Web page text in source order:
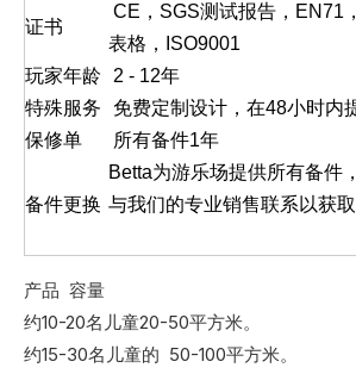
证书
CE，SGS测试报告，EN71
表格，ISO9001
玩家年龄
2 - 12年
特殊服务
免费定制设计，在48小时内
保修单
所有备件1年
备件更换
Betta为游乐场提供所有备件
与我们的专业销售联系以获
产品 容量
约10-20名儿童20-50平方米。
约15-30名儿童的 50-100平方米。